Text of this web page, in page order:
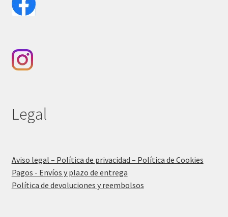
Legal
Aviso legal – Política de privacidad – Política de Cookies
Pagos - Envíos y plazo de entrega
Política de devoluciones y reembolsos